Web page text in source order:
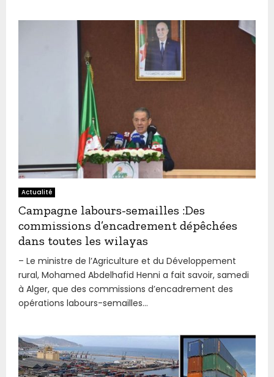
Actualité
Campagne labours-semailles :Des
commissions d’encadrement dépêchées
dans toutes les wilayas
– Le ministre de l’Agriculture et du Développement
rural, Mohamed Abdelhafid Henni a fait savoir, samedi
à Alger, que des commissions d’encadrement des
opérations labours-semailles...